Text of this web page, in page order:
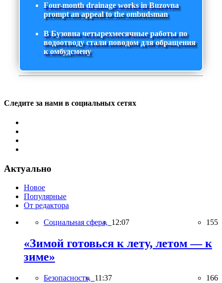
Four-month drainage works in Buzovna
prompt an appeal to the ombudsman
В Бузовна четырехмесячные работы по
водоотводу стали поводом для обращения
к омбудсмену
Следите за нами в социальных сетях
Актуально
Новое
Популярные
От редактора
Социальная сфера, 12:07 155
«Зимой готовься к лету, летом — к
зиме»
Безопасность, 11:37 166